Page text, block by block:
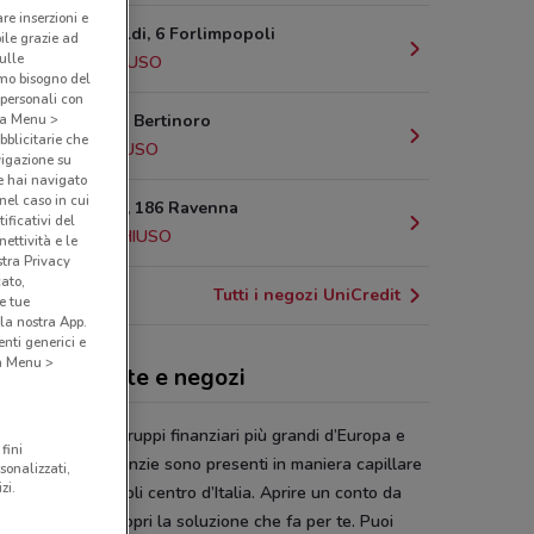
P.Za Garibaldi, 6 Forlimpopoli
CHIUSO
Via Saffi, 13 Bertinoro
12 km
CHIUSO
Via Petrosa, 186 Ravenna
17.1 km
CHIUSO
Tutti i negozi UniCredit
offerte e negozi
è uno dei gruppi finanziari più grandi d’Europa e
in Italia. Le agenzie sono presenti in maniera capillare
città e nei piccoli centro d’Italia. Aprire un conto da
è facile, scopri la soluzione che fa per te. Puoi
inserzioni e
grazie ad
bisogno del
con
Menu >
che
su
hai navigato
caso in cui
del
e le
Privacy
tue
nostra App.
generici e
Menu >
fini